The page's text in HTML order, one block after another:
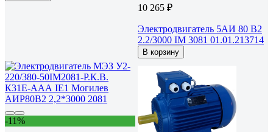
10 265 ₽
Электродвигатель 5АИ 80 В2
2.2/3000 IM 3081 01.01.213714
В корзину
-11%